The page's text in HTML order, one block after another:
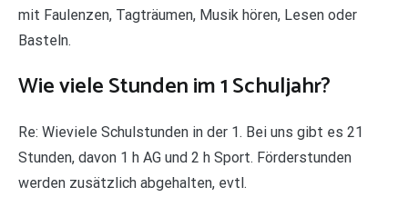
mit Faulenzen, Tagträumen, Musik hören, Lesen oder
Basteln.
Wie viele Stunden im 1 Schuljahr?
Re: Wieviele Schulstunden in der 1. Bei uns gibt es 21
Stunden, davon 1 h AG und 2 h Sport. Förderstunden
werden zusätzlich abgehalten, evtl.